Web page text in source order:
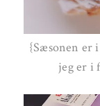
{Sæsonen er
jeg er i